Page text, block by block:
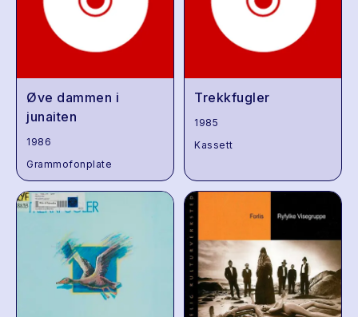
Øve dammen i
junaiten
1986
Grammofonplate
Trekkfugler
1985
Kassett